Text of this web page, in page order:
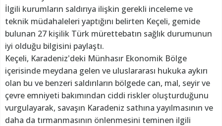
İlgili kurumların saldırıya ilişkin gerekli inceleme ve
teknik müdahaleleri yaptığını belirten Keçeli, gemide
bulunan 27 kişilik Türk mürettebatın sağlık durumunun
iyi olduğu bilgisini paylaştı.
Keçeli, Karadeniz'deki Münhasır Ekonomik Bölge
içerisinde meydana gelen ve uluslararası hukuka aykırı
olan bu ve benzeri saldırıların bölgede can, mal, seyir ve
çevre emniyeti bakımından ciddi riskler oluşturduğunu
vurgulayarak, savaşın Karadeniz sathına yayılmasının ve
daha da tırmanmasının önlenmesini teminen ilgili